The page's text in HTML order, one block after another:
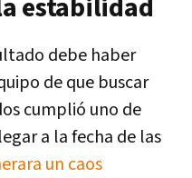
estabilidad
debe haber
de que buscar
cumplió uno de
a la fecha de las
un caos